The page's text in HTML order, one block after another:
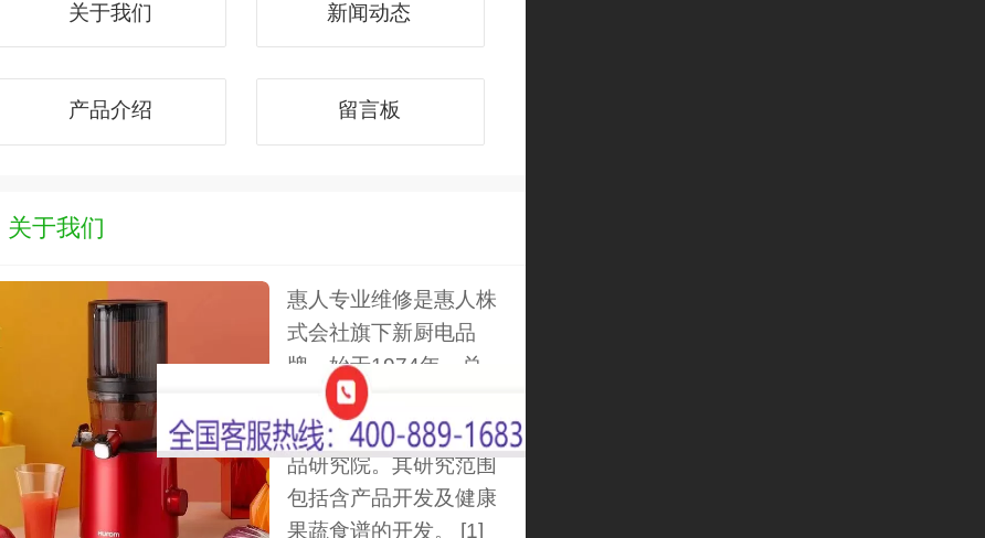
关于我们 新闻动态
产品介绍 留言板
关于我们
惠人专业维修是惠人株
式会社旗下新厨电品
牌，始于1974年，总
部位于韩国。
旗下拥有自己的生物食
品研究院。其研究范围
包括含产品开发及健康
果蔬食谱的开发。 [1]